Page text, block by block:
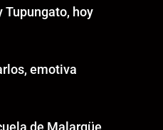
Tupungato, hoy
emotiva
de Malargüe,